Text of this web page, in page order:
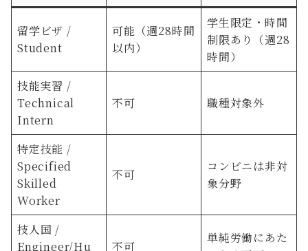
留学ビザ /
Student
可能（週28時間
以内）
学生限定・時間
制限あり（週28
時間）
技能実習 /
Technical
Intern
不可 職種対象外
特定技能 /
Specified
Skilled
Worker
不可
コンビニは非対
象分野
技人国 /
Engineer/Hu
不可
単純労働にあた